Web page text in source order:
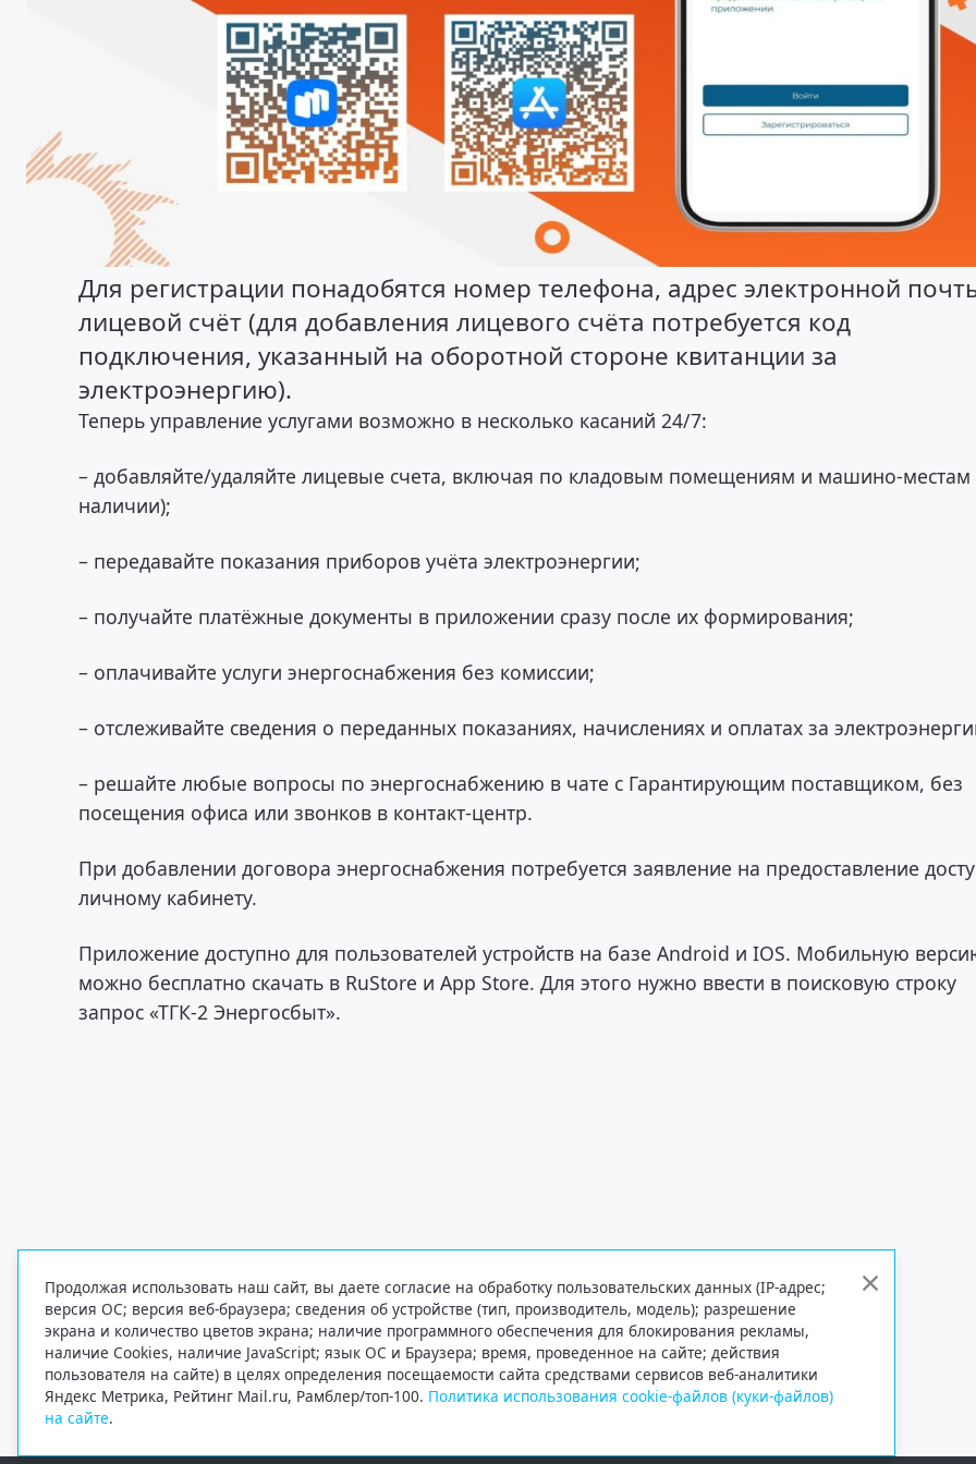
Для регистрации понадобятся номер телефона, адрес электронной
лицевой счёт (для добавления лицевого счёта потребуется код
подключения, указанный на оборотной стороне квитанции за
электроэнергию).
Теперь управление услугами возможно в несколько касаний 24/7:
– добавляйте/удаляйте лицевые счета, включая по кладовым помещениям и машино-местам
наличии);
– передавайте показания приборов учёта электроэнергии;
– получайте платёжные документы в приложении сразу после их формирования;
– оплачивайте услуги энергоснабжения без комиссии;
– отслеживайте сведения о переданных показаниях, начислениях и оплатах за
– решайте любые вопросы по энергоснабжению в чате с Гарантирующим поставщиком, без
посещения офиса или звонков в контакт-центр.
При добавлении договора энергоснабжения потребуется заявление на предоставление
личному кабинету.
Приложение доступно для пользователей устройств на базе Android и IOS. Мобильную
можно бесплатно скачать в RuStore и App Store. Для этого нужно ввести в поисковую строку
запрос «ТГК-2 Энергосбыт».
Продолжая использовать наш сайт, вы даете согласие на обработку пользовательских данных (IP-адрес;
версия ОС; версия веб-браузера; сведения об устройстве (тип, производитель, модель); разрешение
экрана и количество цветов экрана; наличие программного обеспечения для блокирования рекламы,
наличие Cookies, наличие JavaScript; язык ОС и Браузера; время, проведенное на сайте; действия
пользователя на сайте) в целях определения посещаемости сайта средствами сервисов веб-аналитики
Яндекс Метрика, Рейтинг Mail.ru, Рамблер/топ-100. Политика использования cookie-файлов (куки-файлов)
на сайте.